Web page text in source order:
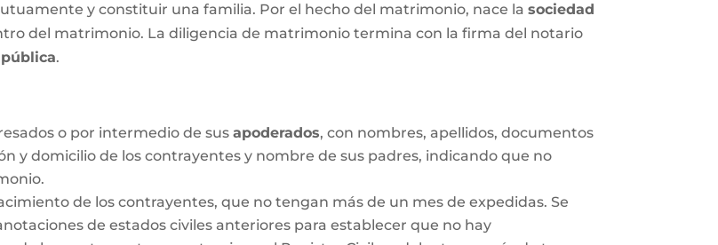
y constituir una familia. Por el hecho del matrimonio, nace lasociedad
del matrimonio. La diligencia de matrimonio termina con la firma del notario
.
o por intermedio de susapoderados, con nombres, apellidos, documentos
y domicilio de los contrayentes y nombre de sus padres, indicando que no
de los contrayentes, que no tengan más de un mes de expedidas. Se
de estados civiles anteriores para establecer que no hay